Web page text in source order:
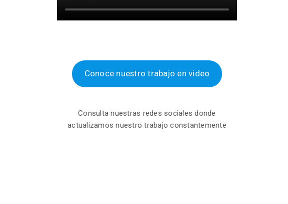
Conoce nuestro trabajo en video
Consulta nuestras redes sociales donde
actualizamos nuestro trabajo constantemente